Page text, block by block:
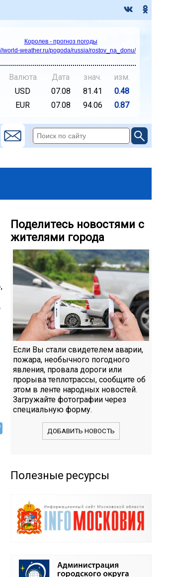
Королев - прогноз погоды
world-weather.ru/pogoda/russia/rostov_na_donu/
Валюта Дата знач.
изм.
USD 07.08 81.41
0.48
EUR 07.08 94.06 0.87
Поделитесь новостями с
жителями города
Если Вы стали свидетелем аварии,
пожара, необычного погодного
явления, провала дороги или
прорыва теплотрассы, сообщите об
этом в ленте народных новостей.
Загружайте фотографии через
специальную форму.
ДОБАВИТЬ НОВОСТЬ
Полезные ресурсы